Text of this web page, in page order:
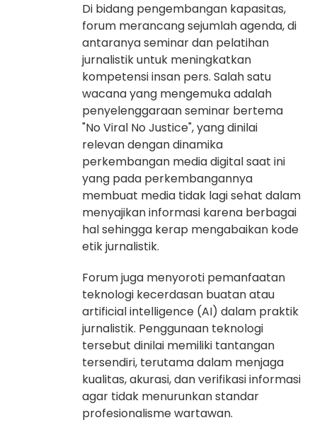
Di bidang pengembangan kapasitas,
forum merancang sejumlah agenda, di
antaranya seminar dan pelatihan
jurnalistik untuk meningkatkan
kompetensi insan pers. Salah satu
wacana yang mengemuka adalah
penyelenggaraan seminar bertema
"No Viral No Justice", yang dinilai
relevan dengan dinamika
perkembangan media digital saat ini
yang pada perkembangannya
membuat media tidak lagi sehat dalam
menyajikan informasi karena berbagai
hal sehingga kerap mengabaikan kode
etik jurnalistik.
Forum juga menyoroti pemanfaatan
teknologi kecerdasan buatan atau
artificial intelligence (AI) dalam praktik
jurnalistik. Penggunaan teknologi
tersebut dinilai memiliki tantangan
tersendiri, terutama dalam menjaga
kualitas, akurasi, dan verifikasi informasi
agar tidak menurunkan standar
profesionalisme wartawan.